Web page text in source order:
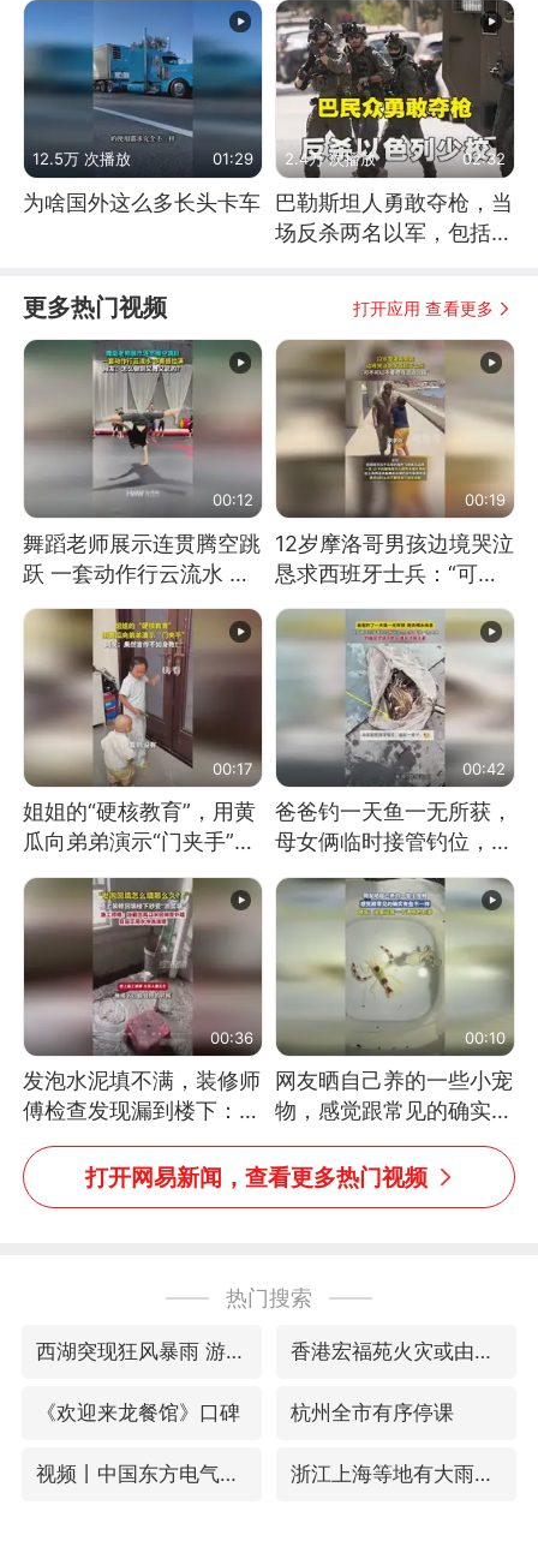
12.5万 次播放 01:29
为啥国外这么多长头卡车
2.4万 次播放 02:32
巴勒斯坦人勇敢夺枪，当
场反杀两名以军，包括一
更多热门视频 打开应用 查看更多
00:12
舞蹈老师展示连贯腾空跳
跃 一套动作行云流水 节
奏感拉满 网友：怎么做
到又舞又武的？
00:19
12岁摩洛哥男孩边境哭泣
恳求西班牙士兵：“可不
可以不要把我遣返回国”
00:17
姐姐的“硬核教育”，用黄
瓜向弟弟演示“门夹手”，
网友：果然言传不如身
教！
00:42
爸爸钓一天鱼一无所获，
母女俩临时接管钓位，用
玩具鱼竿钓上大鱼
00:36
发泡水泥填不满，装修师
傅检查发现漏到楼下：出
风口未延伸到外墙
00:10
网友晒自己养的一些小宠
物，感觉跟常见的确实有
些不一样
打开网易新闻，查看更多热门视频
热门搜索
西湖突现狂风暴雨 游客瞬间被浇透 香港宏福苑火灾或由烟头引起
《欢迎来龙餐馆》口碑 杭州全市有序停课
视频丨中国东方电气集团原党组副书记、董事宋致远被查 浙江上海等地有大雨或暴雨